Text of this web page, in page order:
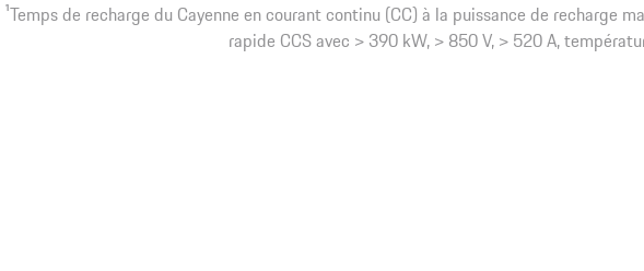
1Temps de recharge du Cayenne en courant continu (CC) à la puissance de recharge
rapide CCS avec > 390 kW, > 850 V, > 520 A,